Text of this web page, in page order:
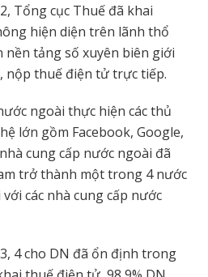
Tổng cục Thuế đã khai
hiện diện trên lãnh thổ
tảng số xuyên biên giới
nộp thuế điện tử trực tiếp.
ngoài thực hiện các thủ
lớn gồm Facebook, Google,
cung cấp nước ngoài đã
trở thành một trong 4 nước
các nhà cung cấp nước
4 cho DN đã ổn định trong